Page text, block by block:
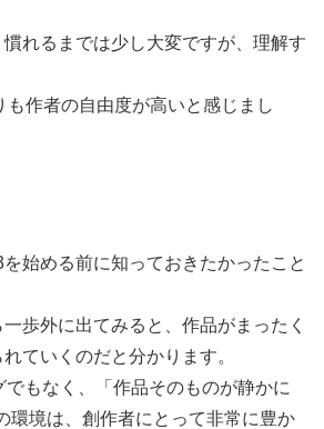
れるまでは少し大変ですが、理解す
作者の自由度が高いと感じまし
始める前に知っておきたかったこと
歩外に出てみると、作品がまったく
ていくのだと分かります。
もなく、「作品そのものが静かに
環境は、創作者にとって非常に豊か